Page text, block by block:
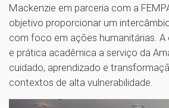
Mackenzie em parceria com a
objetivo proporcionar um
com foco em ações humanitárias. A
e prática acadêmica a serviço da
cuidado, aprendizado e
contextos de alta vulnerabilidade.